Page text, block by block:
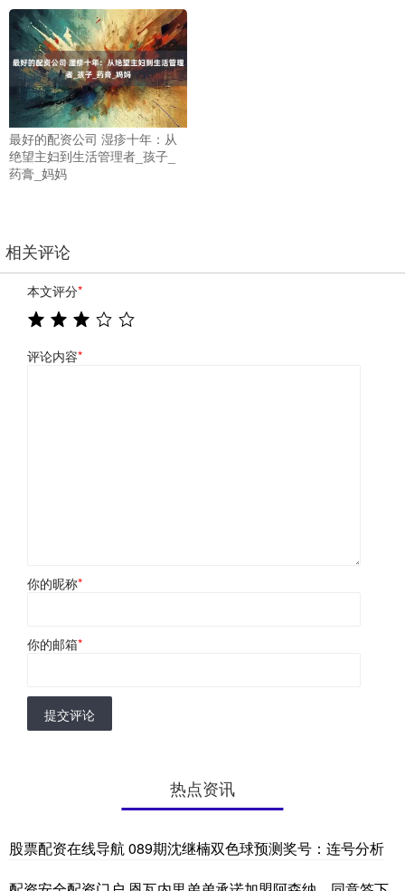
最好的配资公司 湿疹十年：从
绝望主妇到生活管理者_孩子_
药膏_妈妈
相关评论
本文评分*
评论内容*
你的昵称*
你的邮箱*
提交评论
热点资讯
股票配资在线导航 089期沈继楠双色球预测奖号：连号分析